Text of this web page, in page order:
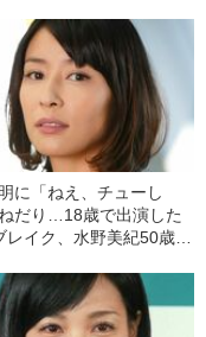
に「ねえ、チューし
だり…18歳で出演した
レイク、水野美紀50歳